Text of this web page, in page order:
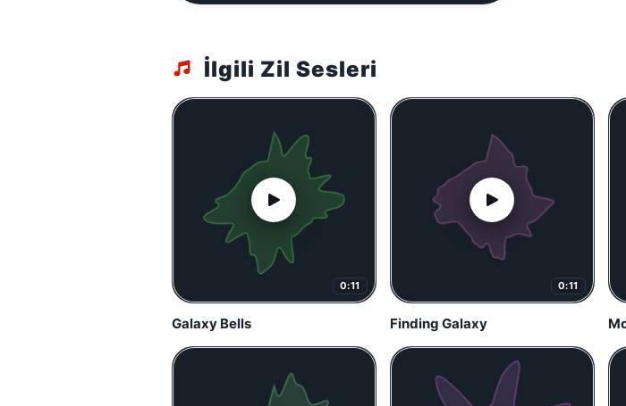
İlgili Zil Sesleri
0:11
Galaxy Bells
0:11
Finding Galaxy